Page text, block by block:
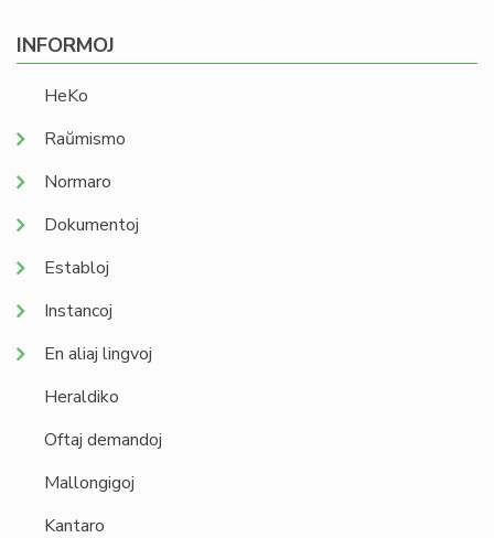
INFORMOJ
HeKo
Raŭmismo
Normaro
Dokumentoj
Establoj
Instancoj
En aliaj lingvoj
Heraldiko
Oftaj demandoj
Mallongigoj
Kantaro